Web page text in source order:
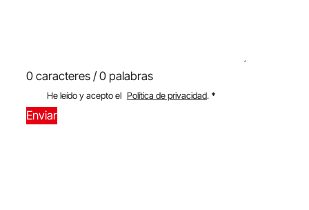
0 caracteres / 0 palabras
He leído y acepto el Política de privacidad. *
Enviar